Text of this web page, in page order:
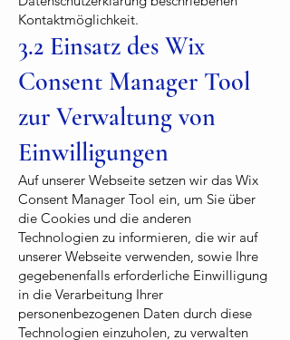
Kontaktmöglichkeit.
3.2 Einsatz des Wix
Consent Manager Tool
zur Verwaltung von
Einwilligungen
Auf unserer Webseite setzen wir das Wix
Consent Manager Tool ein, um Sie über
die Cookies und die anderen
Technologien zu informieren, die wir auf
unserer Webseite verwenden, sowie Ihre
gegebenenfalls erforderliche Einwilligung
in die Verarbeitung Ihrer
personenbezogenen Daten durch diese
Technologien einzuholen, zu verwalten